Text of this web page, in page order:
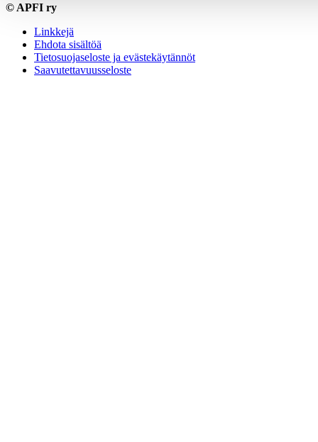
© APFI ry
Linkkejä
Ehdota sisältöä
Tietosuojaseloste ja evästekäytännöt
Saavutettavuusseloste